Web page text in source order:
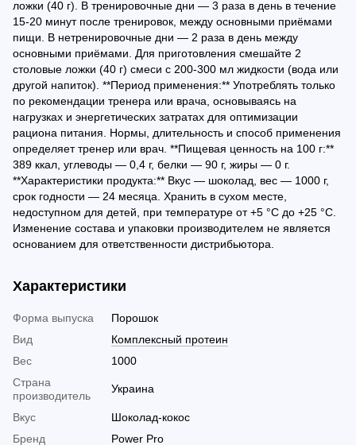
ложки (40 г). В тренировочные дни — 3 раза в день в течение
15-20 минут после тренировок, между основными приёмами
пищи. В нетренировочные дни — 2 раза в день между
основными приёмами. Для приготовления смешайте 2
столовые ложки (40 г) смеси с 200-300 мл жидкости (вода или
другой напиток). **Период применения:** Употреблять только
по рекомендации тренера или врача, основываясь на
нагрузках и энергетических затратах для оптимизации
рациона питания. Нормы, длительность и способ применения
определяет тренер или врач. **Пищевая ценность на 100 г:**
389 ккал, углеводы — 0,4 г, белки — 90 г, жиры — 0 г.
**Характеристики продукта:** Вкус — шоколад, вес — 1000 г,
срок годности — 24 месяца. Хранить в сухом месте,
недоступном для детей, при температуре от +5 °С до +25 °С.
Изменение состава и упаковки производителем не является
основанием для ответственности дистрибьютора.
Характеристики
Форма выпуска
Порошок
Вид
Комплексный протеин
Вес
1000
Страна
производитель
Украина
Вкус
Шоколад-кокос
Бренд
Power Pro